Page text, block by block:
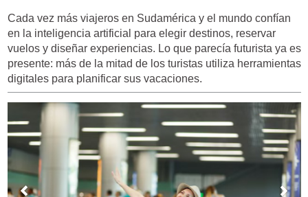
Cada vez más viajeros en Sudamérica y el mundo confían
en la inteligencia artificial para elegir destinos, reservar
vuelos y diseñar experiencias. Lo que parecía futurista ya es
presente: más de la mitad de los turistas utiliza herramientas
digitales para planificar sus vacaciones.